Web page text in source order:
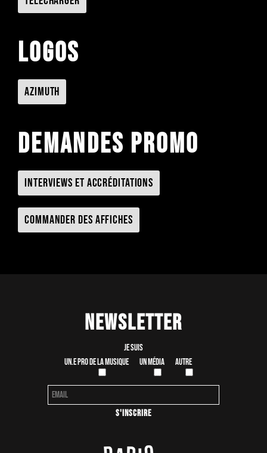
Logos
Azimuth
Demandes promo
Interviews et accréditations
Commander des affiches
Newsletter
Je suis
Un.e pro de la musique
Un média Autre